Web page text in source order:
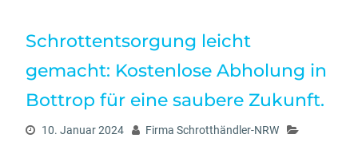
Schrottentsorgung leicht
gemacht: Kostenlose Abholung in
Bottrop für eine saubere Zukunft.
10. Januar 2024
Firma Schrotthändler-NRW